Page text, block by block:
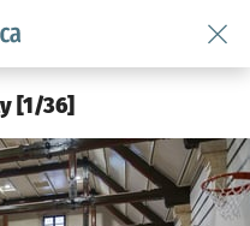
Dla mieszkańca
[1/36]